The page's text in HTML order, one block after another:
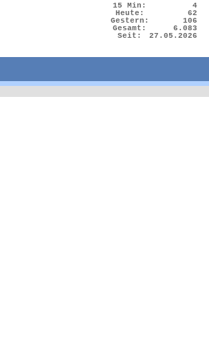
15 Min:
4
Heute:
62
Gestern:
106
Gesamt:
6.083
Seit:
27.05.2026